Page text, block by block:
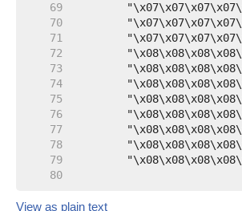
    69
    70
    71
    72
    73
    74
    75
    76
    77
    78
    79
    80
View as plain text